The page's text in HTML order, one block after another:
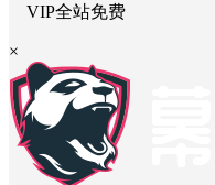
VIP全站免费
×